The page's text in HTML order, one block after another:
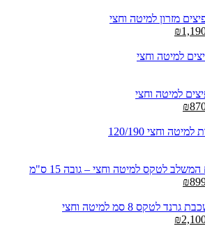
מזרון למיטה וחצי
₪
למיטה וחצי
למיטה וחצי
₪
וחצי 120/190
לטקס למיטה וחצי – גובה 15 ס"מ
₪
לטקס 8 סמ למיטה וחצי
₪